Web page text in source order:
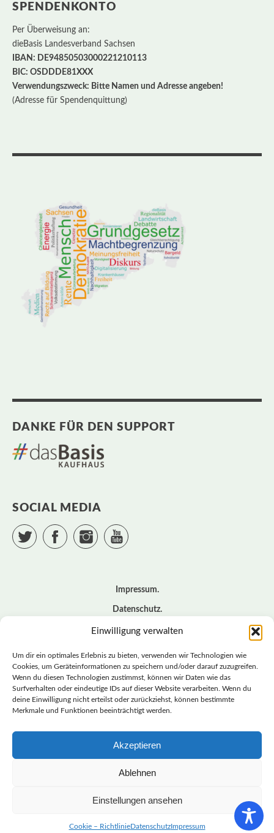
Einwilligung verwalten
Um dir ein optimales Erlebnis zu bieten, verwenden wir Technologien wie
Cookies, um Geräteinformationen zu speichern und/oder darauf zuzugreifen.
Wenn du diesen Technologien zustimmst, können wir Daten wie das
Surfverhalten oder eindeutige IDs auf dieser Website verarbeiten. Wenn du
deine Einwilligung nicht erteilst oder zurückziehst, können bestimmte
Merkmale und Funktionen beeinträchtigt werden.
Akzeptieren
Ablehnen
Einstellungen ansehen
Cookie – RichtlinieDatenschutzImpressum
SPENDENKONTO
Per Überweisung an:
dieBasis Landesverband Sachsen
IBAN: DE94850503000221210113
BIC: OSDDDE81XXX
Verwendungszweck: Bitte Namen und Adresse angeben!
(Adresse für Spendenquittung)
DANKE FÜR DEN SUPPORT
SOCIAL MEDIA
Twitter Facebook Instagram
Impressum
Datenschutz
Cookie – Richtlinie (EU)
© BASISDEMOKRATISCHE PARTEI DEUTSCHLAND *
LANDESVERBAND SACHSEN
LANDESVERBAND
SACHSEN | DIEBASIS
BASISDEMOKRATISCHE PARTEI DEUTSCHLAND –